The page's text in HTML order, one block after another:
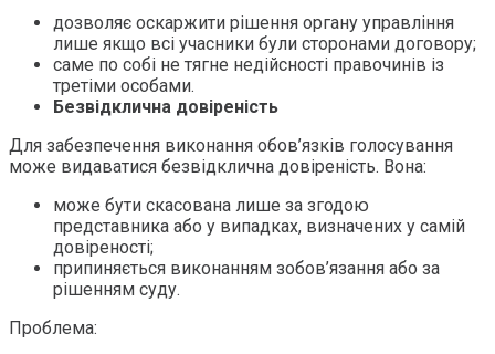
дозволяє оскаржити рішення органу управління
лише якщо всі учасники були сторонами договору;
саме по собі не тягне недійсності правочинів із
третіми особами.
Безвідклична довіреність
Для забезпечення виконання обов’язків голосування
може видаватися безвідклична довіреність. Вона:
може бути скасована лише за згодою
представника або у випадках, визначених у самій
довіреності;
припиняється виконанням зобов’язання або за
рішенням суду.
Проблема: